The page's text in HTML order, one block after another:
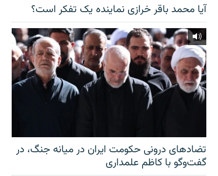
آیا محمد باقر خرازی نماینده یک تفکر است؟
تضادهای درونی حکومت ایران در میانه جنگ، در
گفت‌‌وگو با کاظم علمداری